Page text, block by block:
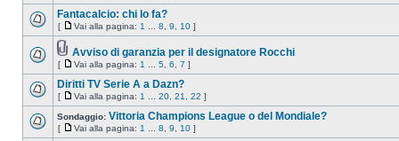
Fantacalcio: chi lo fa?
[ Vai alla pagina: 1 8 9 10 ]
Avviso di garanzia per il designatore Rocchi
[ Vai alla pagina: 1 5 6 7 ]
Diritti TV Serie A a Dazn?
[ Vai alla pagina: 1 20 21 22 ]
Sondaggio: Vittoria Champions League o del Mondiale?
[ Vai alla pagina: 1 8 9 10 ]